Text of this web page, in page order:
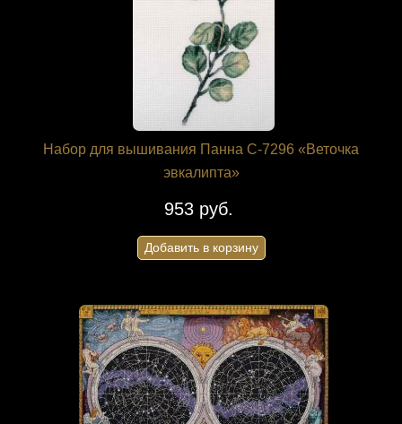
Набор для вышивания Панна C-7296 «Веточка
эвкалипта»
953 руб.
Добавить в корзину